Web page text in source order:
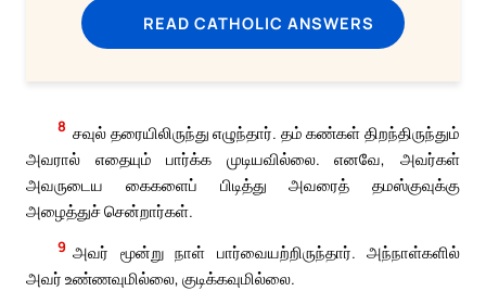
READ CATHOLIC ANSWERS
8 சவுல் தரையிலிருந்து எழுந்தார். தம் கண்கள் திறந்திருந்தும்
அவரால் எதையும் பார்க்க முடியவில்லை. எனவே, அவர்கள்
அவருடைய கைகளைப் பிடித்து அவரைத் தமஸ்குவுக்கு
அழைத்துச் சென்றார்கள்.
9 அவர் மூன்று நாள் பார்வையற்றிருந்தார். அந்நாள்களில்
அவர் உண்ணவுமில்லை, குடிக்கவுமில்லை.